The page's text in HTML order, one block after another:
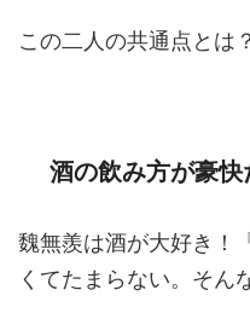
この二人の共通点とは？
酒の飲み方が豪
魏無羨は酒が大好き！
くてたまらない。そん